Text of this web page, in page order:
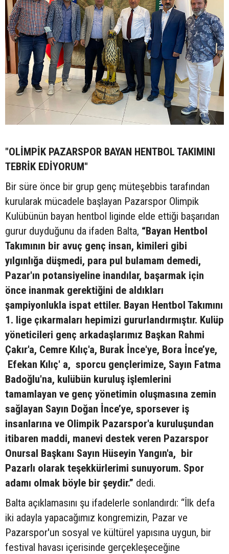
"OLİMPİK PAZARSPOR BAYAN HENTBOL TAKIMINI
TEBRİK EDİYORUM"
Bir süre önce bir grup genç müteşebbis tarafından
kurularak mücadele başlayan Pazarspor Olimpik
Kulübünün bayan hentbol liginde elde ettiği başarıdan
gurur duyduğunu da ifaden Balta, “Bayan Hentbol
Takımının bir avuç genç insan, kimileri gibi
yılgınlığa düşmedi, para pul bulamam demedi,
Pazar'ın potansiyeline inandılar, başarmak için
önce inanmak gerektiğini de aldıkları
şampiyonlukla ispat ettiler. Bayan Hentbol Takımını
1. lige çıkarmaları hepimizi gururlandırmıştır. Kulüp
yöneticileri genç arkadaşlarımız Başkan Rahmi
Çakır'a, Cemre Kılıç'a, Burak İnce'ye, Bora İnce’ye,
Efekan Kılıç' a, sporcu gençlerimize, Sayın Fatma
Badoğlu'na, kulübün kuruluş işlemlerini
tamamlayan ve genç yönetimin oluşmasına zemin
sağlayan Sayın Doğan İnce’ye, sporsever iş
insanlarına ve Olimpik Pazarspor'a kuruluşundan
itibaren maddi, manevi destek veren Pazarspor
Onursal Başkanı Sayın Hüseyin Yangın'a, bir
Pazarlı olarak teşekkürlerimi sunuyorum. Spor
adamı olmak böyle bir şeydir.” dedi.
Balta açıklamasını şu ifadelerle sonlandırdı: “İlk defa
iki adayla yapacağımız kongremizin, Pazar ve
Pazarspor'un sosyal ve kültürel yapısına uygun, bir
festival havası içerisinde gerçekleşeceğine